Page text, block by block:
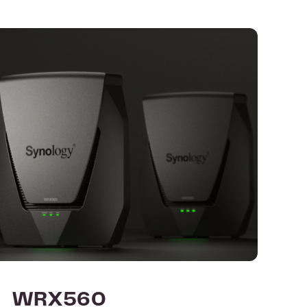
WRX560